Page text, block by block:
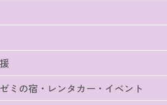
ミの宿・レンタカー・イベント